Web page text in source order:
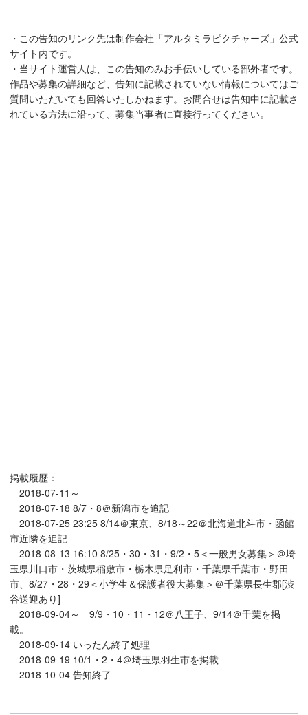
・この告知のリンク先は制作会社「アルタミラピクチャーズ」公式
サイト内です。
・当サイト運営人は、この告知のみお手伝いしている部外者です。
作品や募集の詳細など、告知に記載されていない情報についてはご
質問いただいても回答いたしかねます。お問合せは告知中に記載さ
れている方法に沿って、募集当事者に直接行ってください。
掲載履歴：
2018-07-11～
2018-07-18 8/7・8＠新潟市を追記
2018-07-25 23:25 8/14＠東京、8/18～22＠北海道北斗市・函館
市近隣を追記
2018-08-13 16:10 8/25・30・31・9/2・5＜一般男女募集＞＠埼
玉県川口市・茨城県稲敷市・栃木県足利市・千葉県千葉市・野田
市、8/27・28・29＜小学生＆保護者役大募集＞＠千葉県長生郡[渋
谷送迎あり]
2018-09-04～ 9/9・10・11・12＠八王子、9/14＠千葉を掲
載。
2018-09-14 いったん終了処理
2018-09-19 10/1・2・4＠埼玉県羽生市を掲載
2018-10-04 告知終了